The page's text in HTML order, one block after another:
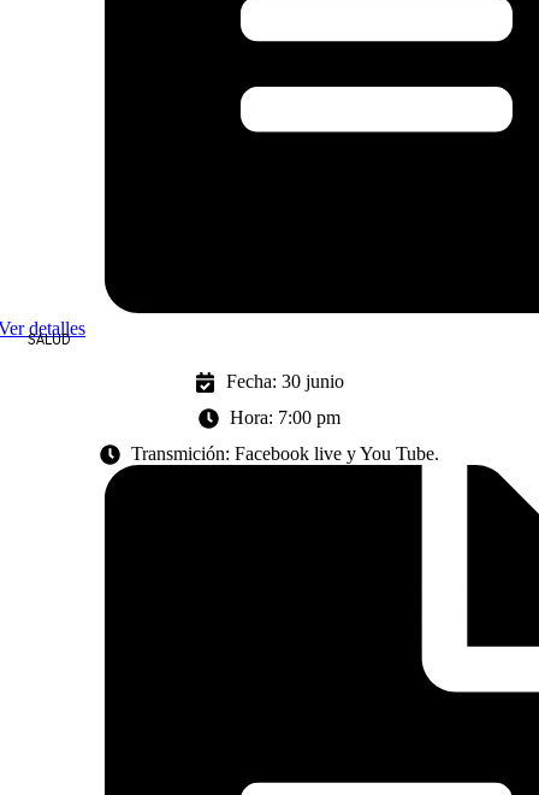
detalles
SALUD
Fecha: 30 junio
Hora: 7:00 pm
Transmición: Facebook live y You Tube.